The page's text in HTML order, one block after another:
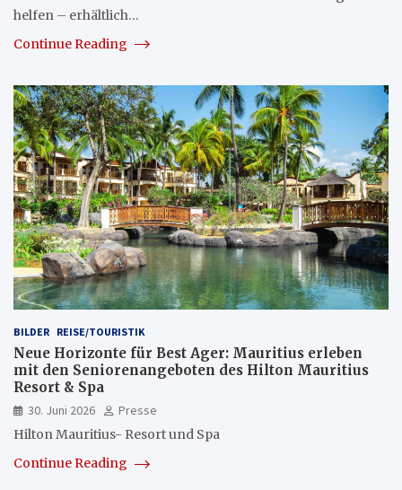
helfen – erhältlich…
Continue Reading
BILDER REISE/TOURISTIK
Neue Horizonte für Best Ager: Mauritius erleben
mit den Seniorenangeboten des Hilton Mauritius
Resort & Spa
30. Juni 2026
Presse
Hilton Mauritius- Resort und Spa
Continue Reading